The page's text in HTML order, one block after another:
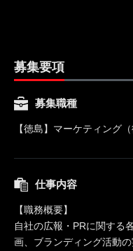
募集要項
募集職種
【徳島】マーケティング（
仕事内容
【職務概要】
自社の広報・PRに関する
画、ブランディング活動